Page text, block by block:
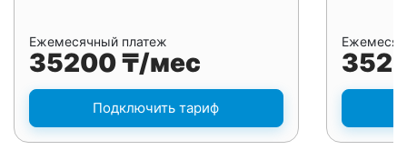
Ежемесячный платеж
35200 ₸/мес
Подключить тариф